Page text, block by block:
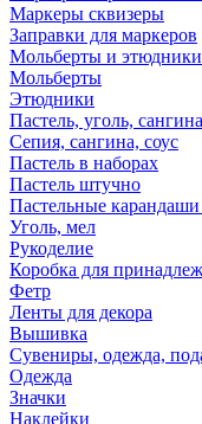
Маркеры сквизеры
Заправки для маркеров
Мольберты и этюдники
Мольберты
Этюдники
Пастель, уголь,
Сепия, сангина, соус
Пастель в наборах
Пастель штучно
Пастельные
Уголь, мел
Рукоделие
Коробка для
Фетр
Ленты для декора
Вышивка
Сувениры, одежда,
Одежда
Значки
Наклейки